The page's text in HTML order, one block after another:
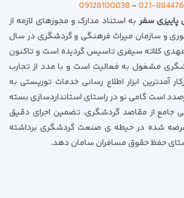
021-
-
09128100038
سفر به استناد مدارک و مجوزهای لازمه از
و سازمان میراث فرهنگی و گردشگری در سال
مهدی کلاته سیفری تاسیس گردیده است و تاکنون
مشغول به فعالیت است و با مدد از تجارب
آمدترین ابزار اطلاع رسانی خدمات توریستی به
است گامی نو در راستای استانداردسازی بسته
جامع از مقاصد گردشگری، تضمین اجرای دقیق
شده در حیطه ی صنعت گردشگری برداشته
حفظ حقوق مسافران سامان دهد.